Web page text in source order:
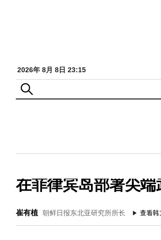
2026年 8月 8日 23:15
在菲律宾岛部署尖
崔有植 朝鲜日报东北亚研究所所长